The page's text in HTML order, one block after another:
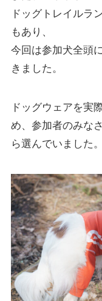
ドッグトレイルラ
もあり、
今回は参加犬全頭
きました。
ドッグウェアを実
め、参加者のみな
ら選んでいました。